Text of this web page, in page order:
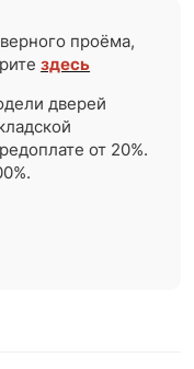
проёма,
здесь
дверей
от 20%.